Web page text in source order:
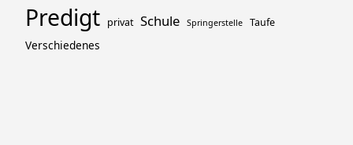
Predigt privat Schule Springerstelle Taufe
Verschiedenes